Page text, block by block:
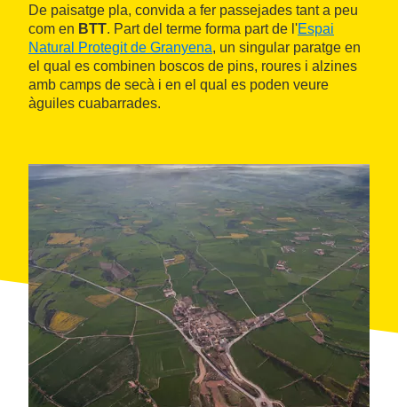
De paisatge pla, convida a fer passejades tant a peu
com en BTT. Part del terme forma part de l'Espai
Natural Protegit de Granyena, un singular paratge en
el qual es combinen boscos de pins, roures i alzines
amb camps de secà i en el qual es poden veure
àguiles cuabarrades.